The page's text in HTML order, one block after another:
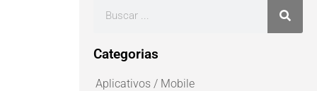
Categorias
Aplicativos / Mobile